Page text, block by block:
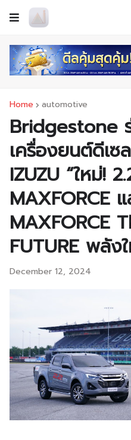
Home automotive
Bridgestone
เครื่องยนต์ดีเ
IZUZU “ใหม่!
MAXFORCE
MAXFORCE
FUTURE พลัง
December 12, 2024